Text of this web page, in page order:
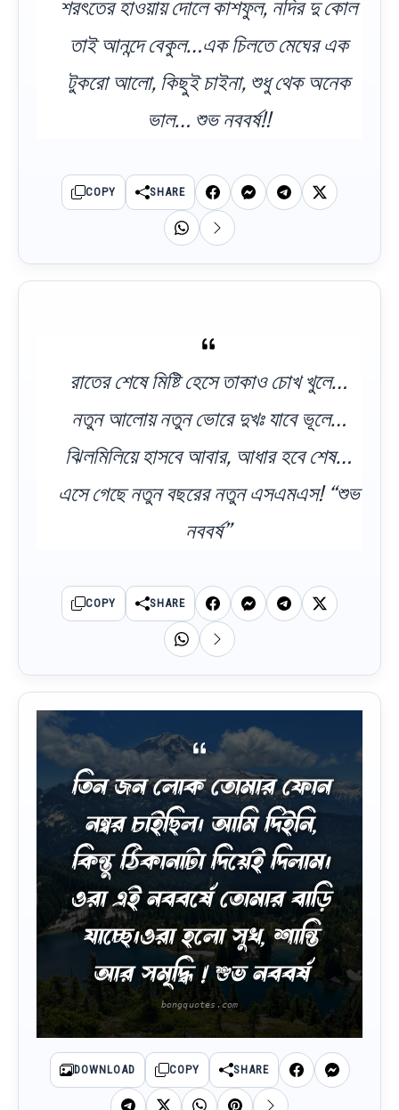
শরৎতের হাওয়ায় দোলে কাশফুল, নদির দু কোল
তাই আনন্দে বেকুল…এক চিলতে মেঘের এক
টুকরো আলো, কিছুই চাইনা, শুধু থেক অনেক
ভাল… শুভ নববর্ষ!!
COPY SHARE
রাতের শেষে মিষ্টি হেসে তাকাও চোখ খুলে…
নতুন আলোয় নতুন ভোরে দুখঃ যাবে ভূলে…
ঝিলমিলিয়ে হাসবে আবার, আধার হবে শেষ…
এসে গেছে নতুন বছরের নতুন এসএমএস! “শুভ
নববর্ষ”
COPY SHARE
তিন জন লোক তোমার ফোন
নম্বর চাইছিল। আমি দিইনি,
কিন্তু ঠিকানাটা দিয়েই দিলাম।
ওরা এই নববর্ষে তোমার বাড়ি
যাচ্ছে।ওরা হলো সুখ, শান্তি
আর সমৃদ্ধি ! শুভ নববর্ষ
DOWNLOAD COPY SHARE